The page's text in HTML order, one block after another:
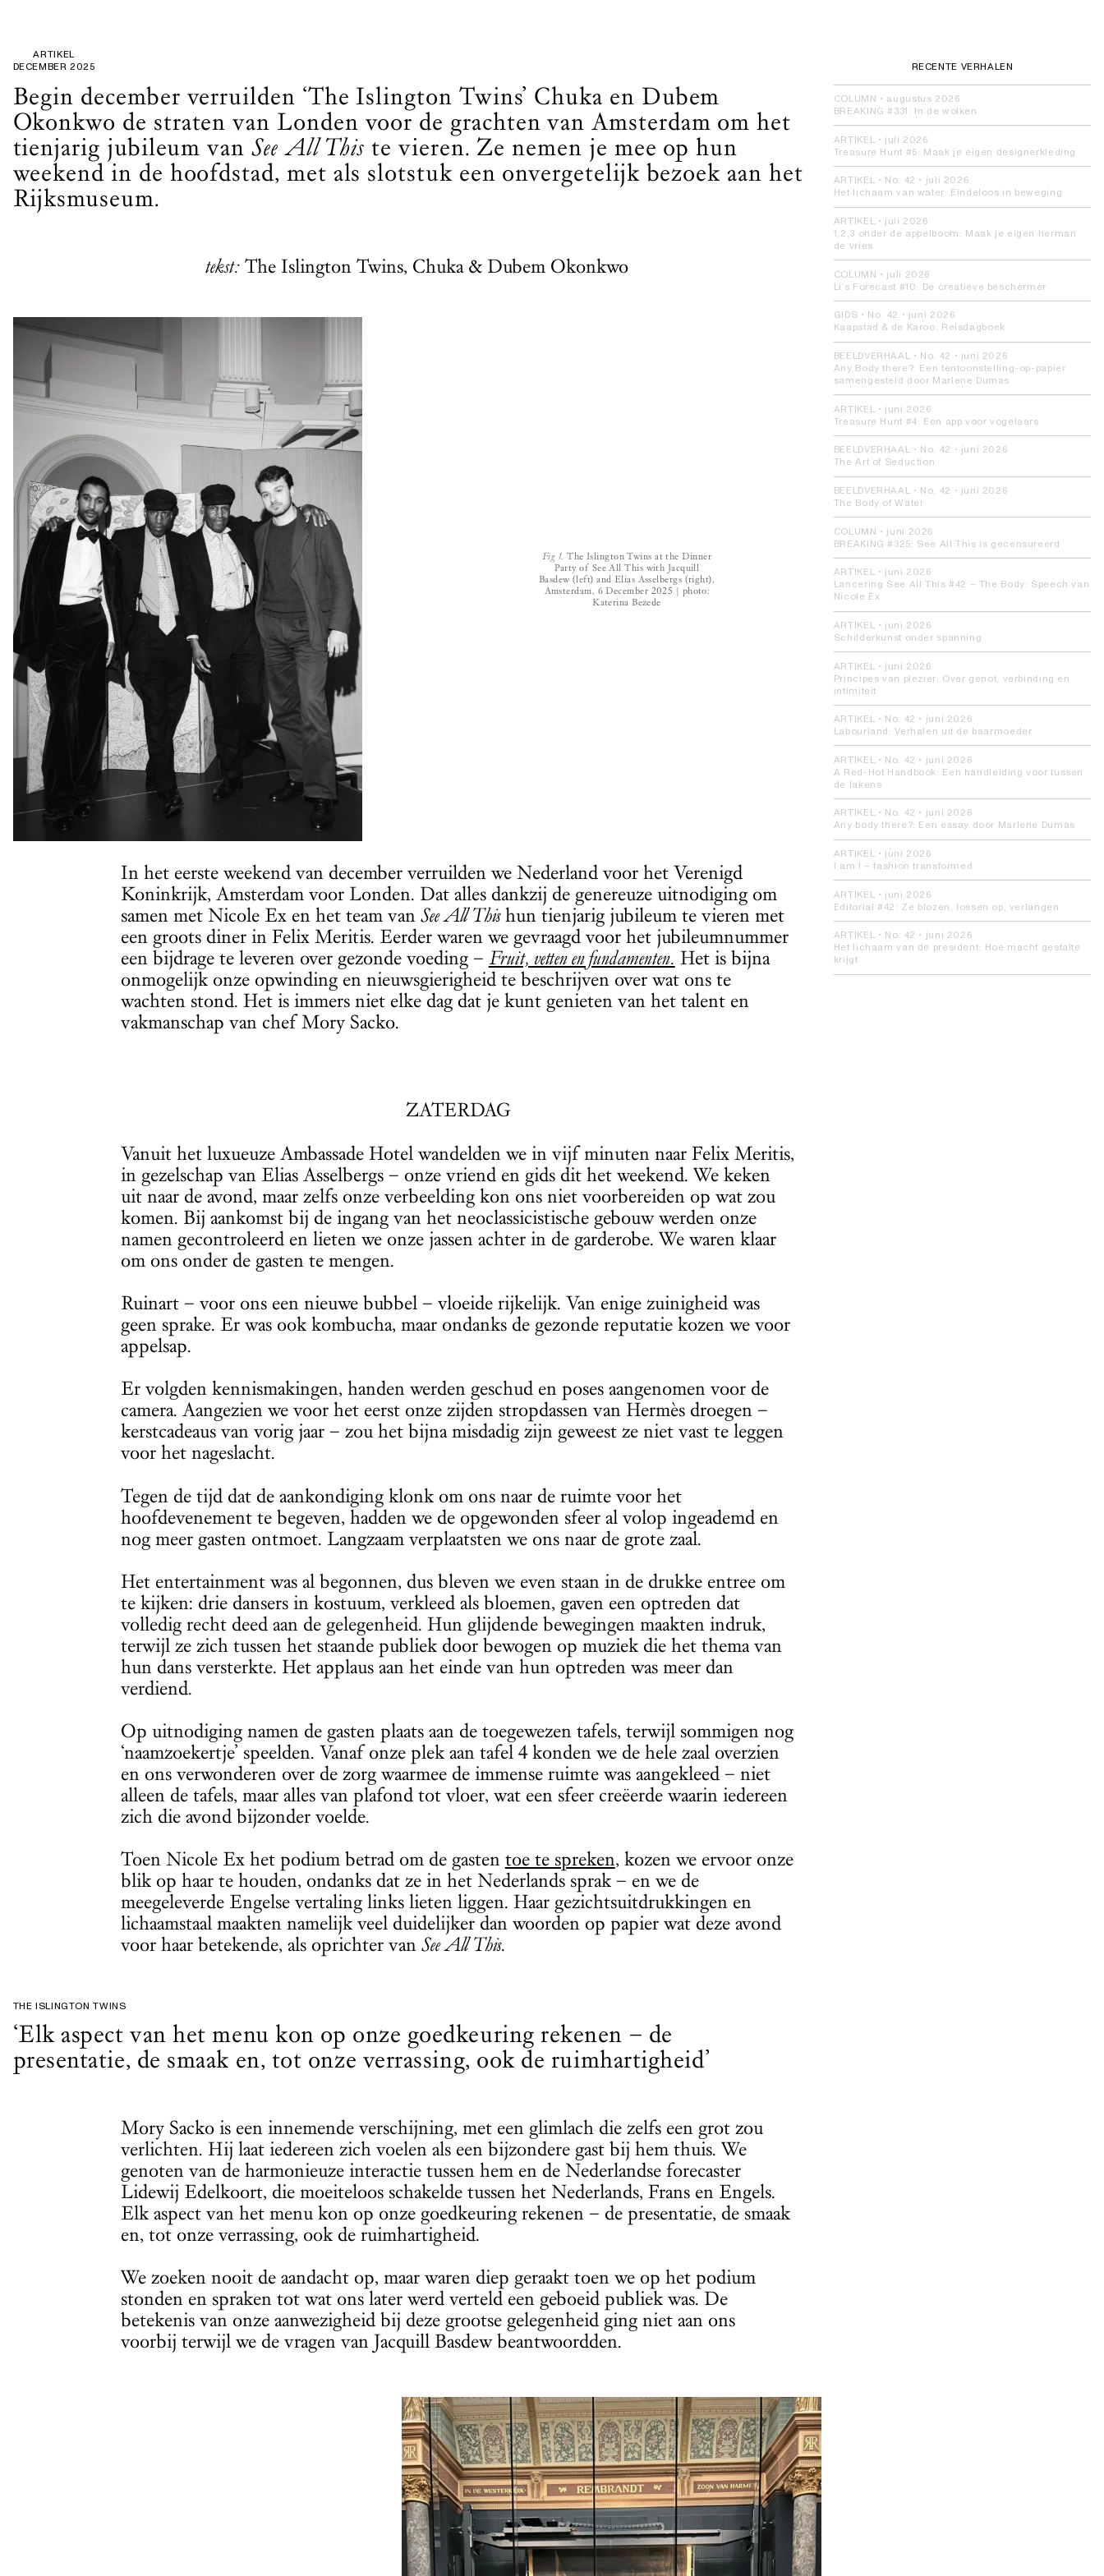
ARTIKEL
DECEMBER 2025
Begin december verruilden ‘The Islington Twins’ Chuka en Dubem
Okonkwo de straten van Londen voor de grachten van Amsterdam om het
tienjarig jubileum vanSee All This te vieren. Ze nemen je mee op hun
weekend in de hoofdstad, met als slotstuk een onvergetelijk bezoek aan het
Rijksmuseum.
tekst: The Islington Twins, Chuka & Dubem Okonkwo
Fig 1. The Islington Twins at the Dinner
Party of See All This with Jacquill
Basdew (left) and Elias Asselbergs (right),
Amsterdam, 6 December 2025 | photo:
Katerina Bezede
In het eerste weekend van december verruilden we Nederland voor het Verenigd
Koninkrijk, Amsterdam voor Londen. Dat alles dankzij de genereuze uitnodiging om
samen met Nicole Ex en het team van See All Thishun tienjarig jubileum te vieren met
een groots diner in Felix Meritis. Eerder waren we gevraagd voor het jubileumnummer
een bijdrage te leveren over gezonde voeding – Fruit, vetten en fundamenten. Het is bijna
onmogelijk onze opwinding en nieuwsgierigheid te beschrijven over wat ons te
wachten stond. Het is immers niet elke dag dat je kunt genieten van het talent en
vakmanschap van chef Mory Sacko.
ZATERDAG
Vanuit het luxueuze Ambassade Hotel wandelden we in vijf minuten naar Felix Meritis,
in gezelschap van Elias Asselbergs – onze vriend en gids dit het weekend. We keken
uit naar de avond, maar zelfs onze verbeelding kon ons niet voorbereiden op wat zou
komen. Bij aankomst bij de ingang van het neoclassicistische gebouw werden onze
namen gecontroleerd en lieten we onze jassen achter in de garderobe. We waren klaar
om ons onder de gasten te mengen.
Ruinart – voor ons een nieuwe bubbel – vloeide rijkelijk. Van enige zuinigheid was
geen sprake. Er was ook kombucha, maar ondanks de gezonde reputatie kozen we voor
appelsap.
Er volgden kennismakingen, handen werden geschud en poses aangenomen voor de
camera. Aangezien we voor het eerst onze zijden stropdassen van Hermès droegen –
kerstcadeaus van vorig jaar – zou het bijna misdadig zijn geweest ze niet vast te leggen
voor het nageslacht.
Tegen de tijd dat de aankondiging klonk om ons naar de ruimte voor het
hoofdevenement te begeven, hadden we de opgewonden sfeer al volop ingeademd en
nog meer gasten ontmoet. Langzaam verplaatsten we ons naar de grote zaal.
Het entertainment was al begonnen, dus bleven we even staan in de drukke entree om
te kijken: drie dansers in kostuum, verkleed als bloemen, gaven een optreden dat
volledig recht deed aan de gelegenheid. Hun glijdende bewegingen maakten indruk,
terwijl ze zich tussen het staande publiek door bewogen op muziek die het thema van
hun dans versterkte. Het applaus aan het einde van hun optreden was meer dan
verdiend.
Op uitnodiging namen de gasten plaats aan de toegewezen tafels, terwijl sommigen nog
‘naamzoekertje’ speelden. Vanaf onze plek aan tafel 4 konden we de hele zaal overzien
en ons verwonderen over de zorg waarmee de immense ruimte was aangekleed – niet
alleen de tafels, maar alles van plafond tot vloer, wat een sfeer creëerde waarin iedereen
zich die avond bijzonder voelde.
Toen Nicole Ex het podium betrad om de gasten toe te spreken, kozen we ervoor onze
blik op haar te houden, ondanks dat ze in het Nederlands sprak – en we de
meegeleverde Engelse vertaling links lieten liggen. Haar gezichtsuitdrukkingen en
lichaamstaal maakten namelijk veel duidelijker dan woorden op papier wat deze avond
voor haar betekende, als oprichter van See All This.
THE ISLINGTON TWINS
‘Elk aspect van het menu kon op onze goedkeuring rekenen – de
presentatie, de smaak en, tot onze verrassing, ook de ruimhartigheid’
Mory Sacko is een innemende verschijning, met een glimlach die zelfs een grot zou
verlichten. Hij laat iedereen zich voelen als een bijzondere gast bij hem thuis. We
genoten van de harmonieuze interactie tussen hem en de Nederlandse forecaster
Lidewij Edelkoort, die moeiteloos schakelde tussen het Nederlands, Frans en Engels.
Elk aspect van het menu kon op onze goedkeuring rekenen – de presentatie, de smaak
en, tot onze verrassing, ook de ruimhartigheid.
We zoeken nooit de aandacht op, maar waren diep geraakt toen we op het podium
stonden en spraken tot wat ons later werd verteld een geboeid publiek was. De
betekenis van onze aanwezigheid bij deze grootse gelegenheid ging niet aan ons
voorbij terwijl we de vragen van Jacquill Basdew beantwoordden.
RECENTE VERHALEN
COLUMN • augustus 2026
BREAKING #331:
In de wolken
ARTIKEL • juli 2026
Treasure Hunt #5:
Maak je eigen designerkleding
ARTIKEL • No. 42 •
juli 2026
Het lichaam van water:
Eindeloos in beweging
ARTIKEL • juli 2026
1,2,3 onder de appelboom:
Maak je eigen herman
de vries
COLUMN • juli 2026
Li’s Forecast #10:
De creatieve beschermer
GIDS • No. 42 • juni 2026
Kaapstad & de Karoo:
Reisdagboek
BEELDVERHAAL • No. 42 • juni 2026
Any Body there?:
Een tentoonstelling-op-papier
samengesteld door Marlene Dumas
ARTIKEL • juni 2026
Treasure Hunt #4:
Een app voor vogelaars
BEELDVERHAAL • No. 42 • juni 2026
The Art of Seduction
BEELDVERHAAL • No. 42 • juni 2026
The Body of Water
COLUMN • juni 2026
BREAKING #325: See All This is gecensureerd
ARTIKEL • juni 2026
Lancering See All This #42 – The Body: Speech van
Nicole Ex
ARTIKEL • juni 2026
Schilderkunst onder spanning
ARTIKEL • juni 2026
Principes van plezier: Over genot, verbinding en
intimiteit
ARTIKEL • No. 42 •
juni 2026
Labourland:Verhalen uit de baarmoeder
ARTIKEL • No. 42 •
juni 2026
A Red-Hot Handbook:
Een handleiding voor tussen
de lakens
ARTIKEL • No. 42 •
juni 2026
Any body there?:
Een essay door Marlene Dumas
ARTIKEL • juni 2026
I am I – fashion transformed
ARTIKEL • juni 2026
Editorial #42: Ze blozen, lossen op, verlangen
ARTIKEL • No. 42 •
juni 2026
Het lichaam van de president:
Hoe macht gestalte
krijgt